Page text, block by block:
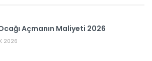
Açmanın Maliyeti 2026
2026